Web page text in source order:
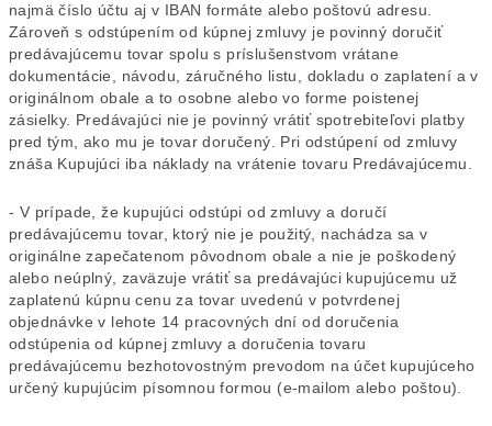
najmä číslo účtu aj v IBAN formáte alebo poštovú adresu.
Zároveň s odstúpením od kúpnej zmluvy je povinný doručiť
predávajúcemu tovar spolu s príslušenstvom vrátane
dokumentácie, návodu, záručného listu, dokladu o zaplatení a v
originálnom obale a to osobne alebo vo forme poistenej
zásielky. Predávajúci nie je povinný vrátiť spotrebiteľovi platby
pred tým, ako mu je tovar doručený. Pri odstúpení od zmluvy
znáša Kupujúci iba náklady na vrátenie tovaru Predávajúcemu.
- V prípade, že kupujúci odstúpi od zmluvy a doručí
predávajúcemu tovar, ktorý nie je použitý, nachádza sa v
originálne zapečatenom pôvodnom obale a nie je poškodený
alebo neúplný, zaväzuje vrátiť sa predávajúci kupujúcemu už
zaplatenú kúpnu cenu za tovar uvedenú v potvrdenej
objednávke v lehote 14 pracovných dní od doručenia
odstúpenia od kúpnej zmluvy a doručenia tovaru
predávajúcemu bezhotovostným prevodom na účet kupujúceho
určený kupujúcim písomnou formou (e-mailom alebo poštou).